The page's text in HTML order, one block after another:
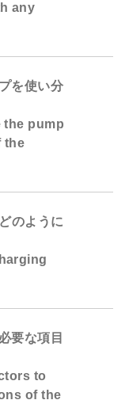
any
を使い分
the pump
the
のように
要な項目
to
of the